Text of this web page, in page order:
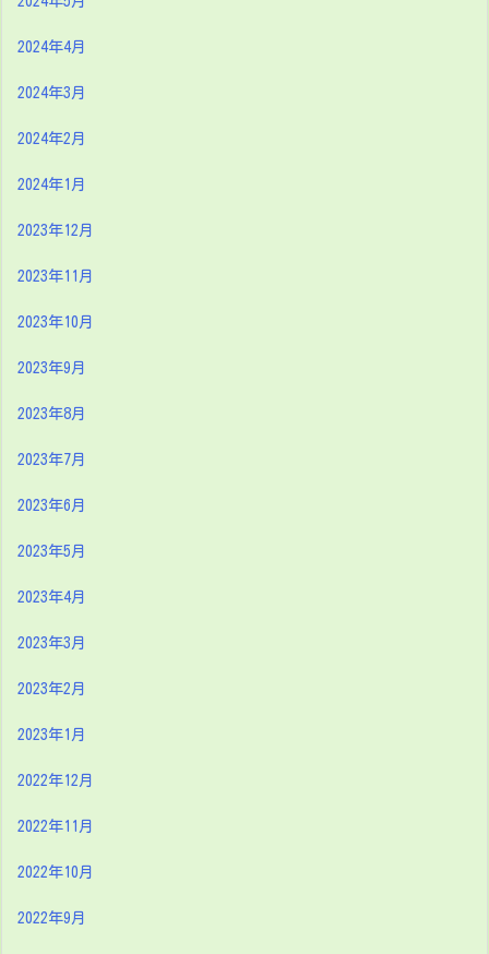
2024年4月
2024年3月
2024年2月
2024年1月
2023年12月
2023年11月
2023年10月
2023年9月
2023年8月
2023年7月
2023年6月
2023年5月
2023年4月
2023年3月
2023年2月
2023年1月
2022年12月
2022年11月
2022年10月
2022年9月